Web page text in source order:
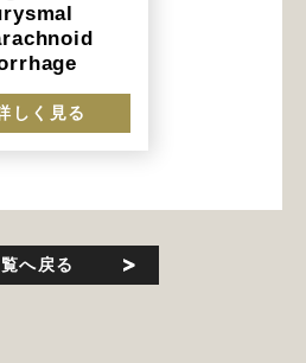
しく見る
へ戻る